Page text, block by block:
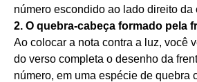
número escondido ao lado direito da
2. O quebra-cabeça formado pela
Ao colocar a nota contra a luz, você
do verso completa o desenho da
número, em uma espécie de quebra